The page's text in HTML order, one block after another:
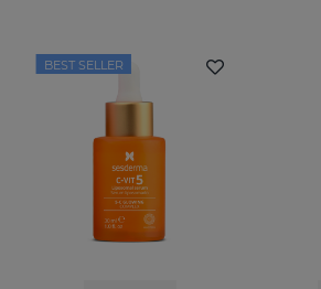
BEST SELLER